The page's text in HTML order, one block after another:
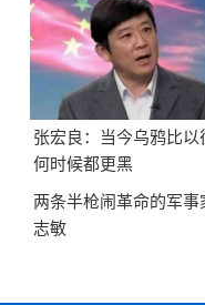
张宏良：当今乌鸦比以
何时候都更黑
两条半枪闹革命的军事
志敏